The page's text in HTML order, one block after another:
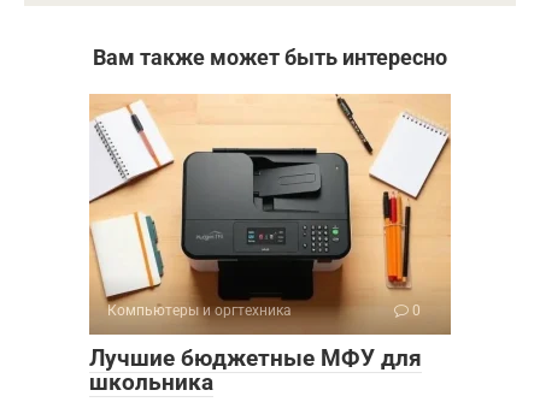
Вам также может быть интересно
Компьютеры и оргтехника 0
Лучшие бюджетные МФУ для
школьника